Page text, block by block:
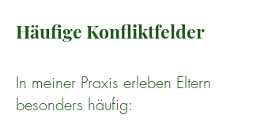
Häufige Konfliktfelder
In meiner Praxis erleben Eltern
besonders häufig: